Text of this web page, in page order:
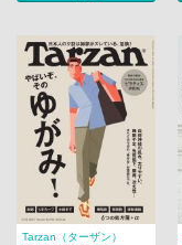
Tarzan（ターザン）